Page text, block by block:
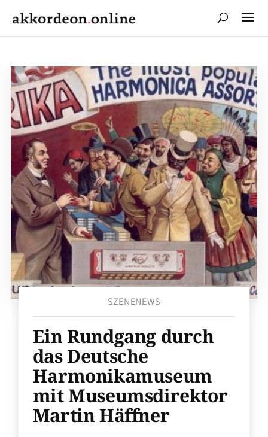
SZENENEWS
Ein Rundgang durch
das Deutsche
Harmonikamuseum
mit Museumsdirektor
Martin Häffner